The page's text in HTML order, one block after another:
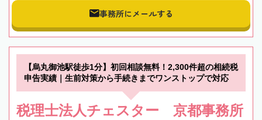
事務所にメールする
【烏丸御池駅徒歩1分】初回相談無料！2,300件超の相続税
申告実績｜生前対策から手続きまでワンストップで対応
税理士法人チェスター 京都事務所